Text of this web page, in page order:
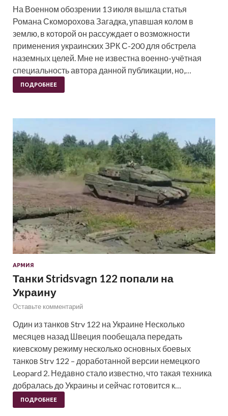
На Военном обозрении 13 июля вышла статья
Романа Скоморохова Загадка, упавшая колом в
землю, в которой он рассуждает о возможности
применения украинских ЗРК С-200 для обстрела
наземных целей. Мне не известна военно-учётная
специальность автора данной публикации, но,…
ПОДРОБНЕЕ
АРМИЯ
Танки Stridsvagn 122 попали на
Украину
Оставьте комментарий
Один из танков Strv 122 на Украине Несколько
месяцев назад Швеция пообещала передать
киевскому режиму несколько основных боевых
танков Strv 122 – доработанной версии немецкого
Leopard 2. Недавно стало известно, что такая техника
добралась до Украины и сейчас готовится к…
ПОДРОБНЕЕ